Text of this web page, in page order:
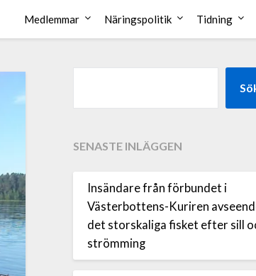
Medlemmar Näringspolitik Tidning
SENASTE INLÄGGEN
Insändare från förbundet i
Västerbottens-Kuriren
det storskaliga fisket efter sill
strömming